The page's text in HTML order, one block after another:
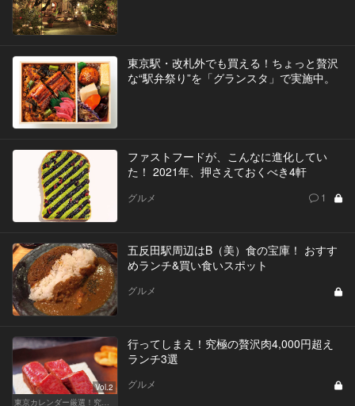
東京駅・改札外でも買える！ちょっと贅沢
な“駅弁祭り”を「グランスタ」で実施中。
ファストフードが、こんなに進化してい
た！ 2021年、押さえておくべき4軒
グルメ 1
五反田駅周辺はB（美）食の宝庫！ おすす
めランチ&買い食いスポット
グルメ
Vol.2
東京カレンダー厳選！究極のランチ特集
行ってしまえ！究極の贅沢肉4,000円超え
ランチ3選
グルメ